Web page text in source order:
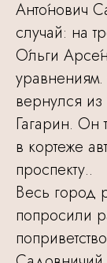
Анто́нович
случай: на
О́льги
уравнениям.
вернулся
Гагарин. Он
в кортеже
проспекту..
Весь город
попросили